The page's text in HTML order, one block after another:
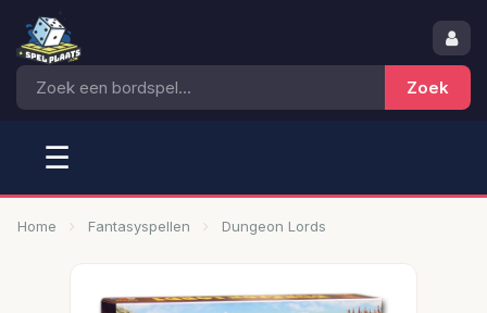
☰
Home Fantasyspellen Dungeon Lords